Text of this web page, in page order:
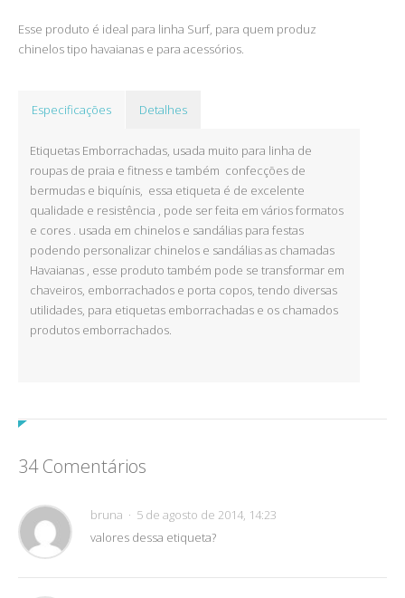
Esse produto é ideal para linha Surf, para quem produz
chinelos tipo havaianas e para acessórios.
Especificações Detalhes
Etiquetas Emborrachadas, usada muito para linha de
roupas de praia e fitness e também confecções de
bermudas e biquínis, essa etiqueta é de excelente
qualidade e resistência , pode ser feita em vários formatos
e cores . usada em chinelos e sandálias para festas
podendo personalizar chinelos e sandálias as chamadas
Havaianas , esse produto também pode se transformar em
chaveiros, emborrachados e porta copos, tendo diversas
utilidades, para etiquetas emborrachadas e os chamados
produtos emborrachados.
34 Comentários
bruna
5 de agosto de 2014, 14:23
valores dessa etiqueta?